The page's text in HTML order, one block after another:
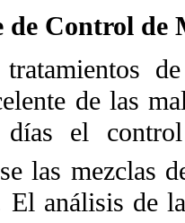
de Control de
de las
el control
las mezclas
El análisis de